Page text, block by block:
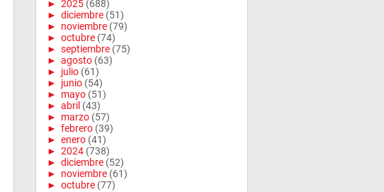
► 2025 (688)
► diciembre (51)
► noviembre (79)
► octubre (74)
► septiembre (75)
► agosto (63)
► julio (61)
► junio (54)
► mayo (51)
► abril (43)
► marzo (57)
► febrero (39)
► enero (41)
► 2024 (738)
► diciembre (52)
► noviembre (61)
► octubre (77)